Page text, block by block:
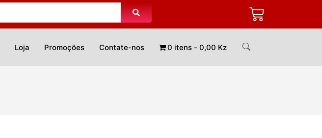
Loja Promoções Contate-nos 0 itens 0,00 Kz